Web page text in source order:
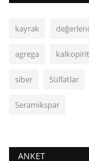
kayrak
agrega kalkopirit
siber Sülfatlar
Seramikspar
ANKET